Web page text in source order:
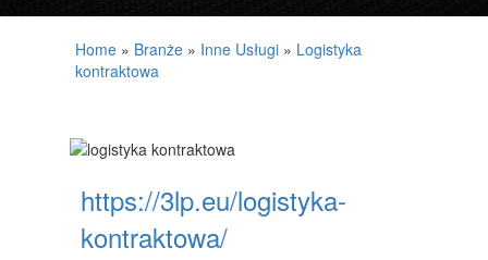
REMONTY, ELEKTRYK, HYDRAULIK
LOKUM
DRZWI I OKNA
NIERUCHOMOŚCI, DZIAŁKI
Home » Branże » Inne Usługi » Logistyka
kontraktowa
https://3lp.eu/logistyka-
kontraktowa/